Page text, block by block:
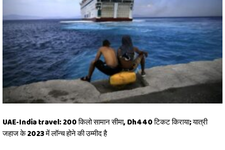
UAE-India travel: 200 किलो सामान सीमा, Dh440 टिकट किराया; यात्री
जहाज के 2023 में लॉन्च होने की उम्मीद है